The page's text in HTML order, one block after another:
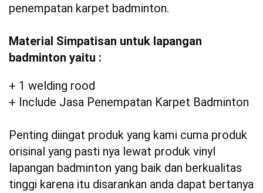
penempatan karpet badminton.
Material Simpatisan untuk lapangan
badminton yaitu :
+ 1 welding rood
+ Include Jasa Penempatan Karpet Badminton
Penting diingat produk yang kami cuma produk
orisinal yang pasti nya lewat produk vinyl
lapangan badminton yang baik dan berkualitas
tinggi karena itu disarankan anda dapat bertanya